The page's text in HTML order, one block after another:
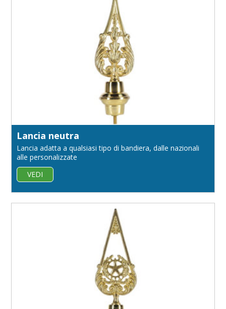
Lancia neutra
Lancia adatta a qualsiasi tipo di bandiera, dalle nazionali
alle personalizzate
VEDI